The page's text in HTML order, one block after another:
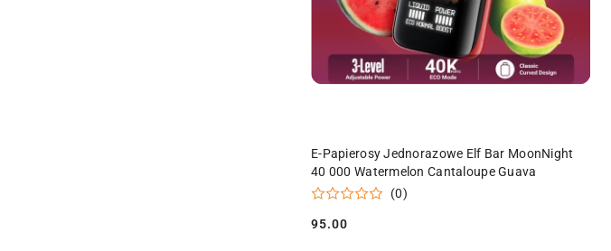
E-Papierosy Jednorazowe Elf Bar MoonNight
40 000 Watermelon Cantaloupe Guava
(0)
Cena:
95.00